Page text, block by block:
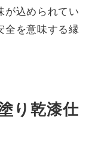
が込められてい
全を意味する縁
り乾漆仕